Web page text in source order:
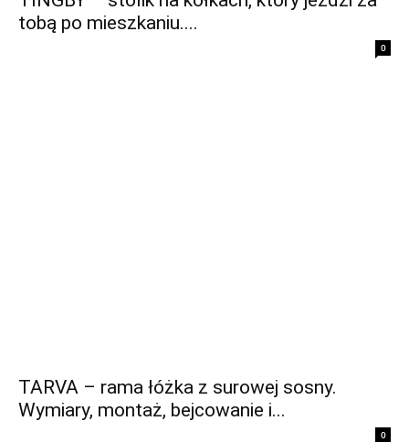
tobą po mieszkaniu....
0
TARVA – rama łóżka z surowej sosny.
Wymiary, montaż, bejcowanie i...
0